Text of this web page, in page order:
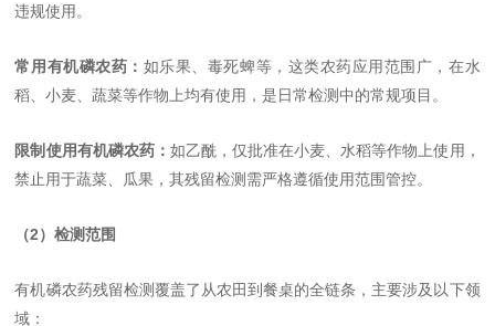
违规使用。
常用有机磷农药： 如乐果、毒死蜱等，这类农药应用范围广，在水
稻、小麦、蔬菜等作物上均有使用，是日常检测中的常规项目。
限制使用有机磷农药： 如乙酰，仅批准在小麦、水稻等作物上使用，
禁止用于蔬菜、瓜果，其残留检测需严格遵循使用范围管控。
（2）检测范围
有机磷农药残留检测覆盖了从农田到餐桌的全链条，主要涉及以下领
域：